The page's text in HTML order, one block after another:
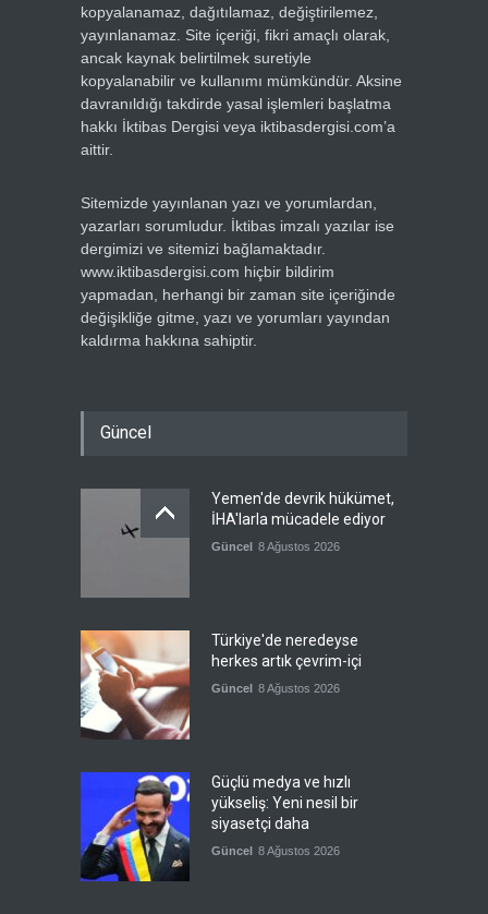
kopyalanamaz, dağıtılamaz, değiştirilemez,
yayınlanamaz. Site içeriği, fikri amaçlı olarak,
ancak kaynak belirtilmek suretiyle
kopyalanabilir ve kullanımı mümkündür. Aksine
davranıldığı takdirde yasal işlemleri başlatma
hakkı İktibas Dergisi veya iktibasdergisi.com’a
aittir.
Sitemizde yayınlanan yazı ve yorumlardan,
yazarları sorumludur. İktibas imzalı yazılar ise
dergimizi ve sitemizi bağlamaktadır.
www.iktibasdergisi.com hiçbir bildirim
yapmadan, herhangi bir zaman site içeriğinde
değişikliğe gitme, yazı ve yorumları yayından
kaldırma hakkına sahiptir.
Güncel
Yemen'de devrik hükümet,
İHA'larla mücadele ediyor
Güncel 8 Ağustos 2026
Türkiye'de neredeyse
herkes artık çevrim-içi
Güncel 8 Ağustos 2026
Güçlü medya ve hızlı
yükseliş: Yeni nesil bir
siyasetçi daha
Güncel 8 Ağustos 2026